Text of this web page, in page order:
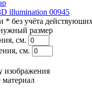
illumination 00945
* без учёта
размер
см.
см.
изображения
материал